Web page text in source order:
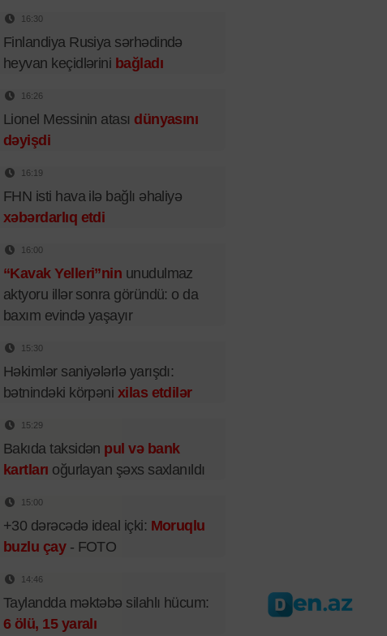
16:30
Finlandiya Rusiya sərhədində
heyvan keçidlərini bağladı
16:26
Lionel Messinin atası dünyasını
dəyişdi
16:19
FHN isti hava ilə bağlı əhaliyə
xəbərdarlıq etdi
16:00
“Kavak Yelleri”nin unudulmaz
aktyoru illər sonra göründü: o da
baxım evində yaşayır
15:30
Həkimlər saniyələrlə yarışdı:
bətnindəki körpəni xilas etdilər
15:29
Bakıda taksidən pul və bank
kartları oğurlayan şəxs saxlanıldı
15:00
+30 dərəcədə ideal içki: Moruqlu
buzlu çay- FOTO
14:46
Taylandda məktəbə silahlı hücum:
6 ölü, 15 yaralı